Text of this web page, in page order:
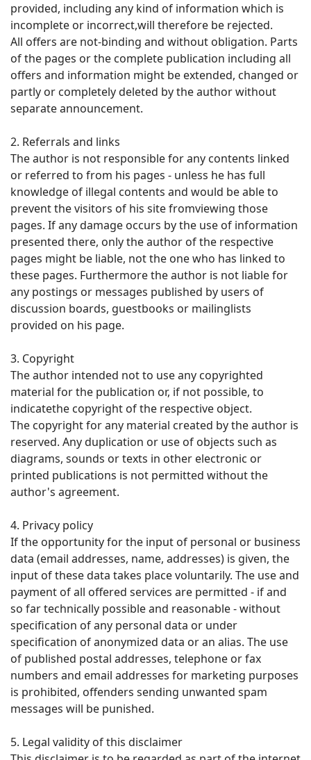
provided, including any kind of information which is
incomplete or incorrect,will therefore be rejected.
All offers are not-binding and without obligation. Parts
of the pages or the complete publication including all
offers and information might be extended, changed or
partly or completely deleted by the author without
separate announcement.
2. Referrals and links
The author is not responsible for any contents linked
or referred to from his pages - unless he has full
knowledge of illegal contents and would be able to
prevent the visitors of his site fromviewing those
pages. If any damage occurs by the use of information
presented there, only the author of the respective
pages might be liable, not the one who has linked to
these pages. Furthermore the author is not liable for
any postings or messages published by users of
discussion boards, guestbooks or mailinglists
provided on his page.
3. Copyright
The author intended not to use any copyrighted
material for the publication or, if not possible, to
indicatethe copyright of the respective object.
The copyright for any material created by the author is
reserved. Any duplication or use of objects such as
diagrams, sounds or texts in other electronic or
printed publications is not permitted without the
author's agreement.
4. Privacy policy
If the opportunity for the input of personal or business
data (email addresses, name, addresses) is given, the
input of these data takes place voluntarily. The use and
payment of all offered services are permitted - if and
so far technically possible and reasonable - without
specification of any personal data or under
specification of anonymized data or an alias. The use
of published postal addresses, telephone or fax
numbers and email addresses for marketing purposes
is prohibited, offenders sending unwanted spam
messages will be punished.
5. Legal validity of this disclaimer